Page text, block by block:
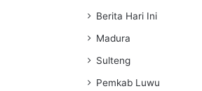
Berita Hari Ini
Madura
Sulteng
Pemkab Luwu